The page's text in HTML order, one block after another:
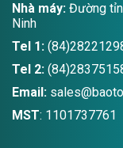
Nhà máy: Đường
Ninh
Tel 1:
Tel 2:
Email:
MST: 1101737761